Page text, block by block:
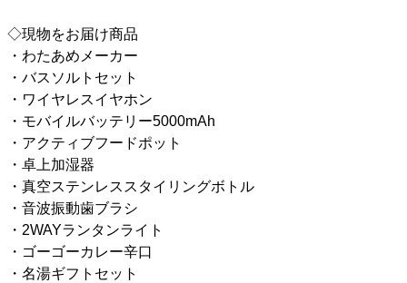
◇現物をお届け商品
・わたあめメーカー
・バスソルトセット
・ワイヤレスイヤホン
・モバイルバッテリー5000mAh
・アクティブフードポット
・卓上加湿器
・真空ステンレススタイリングボトル
・音波振動歯ブラシ
・2WAYランタンライト
・ゴーゴーカレー辛口
・名湯ギフトセット